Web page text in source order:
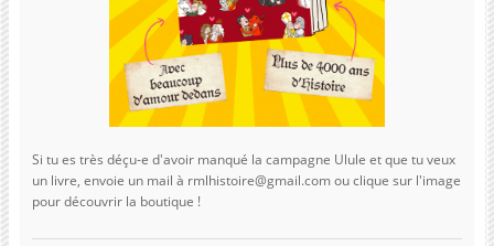
Si tu es très déçu-e d'avoir manqué la campagne Ulule et que tu veux
un livre, envoie un mail à rmlhistoire@gmail.com ou clique sur l'image
pour découvrir la boutique !